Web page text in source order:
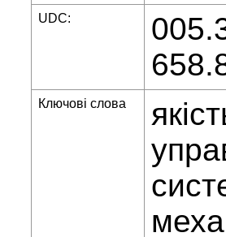
UDC:
Ключові слова